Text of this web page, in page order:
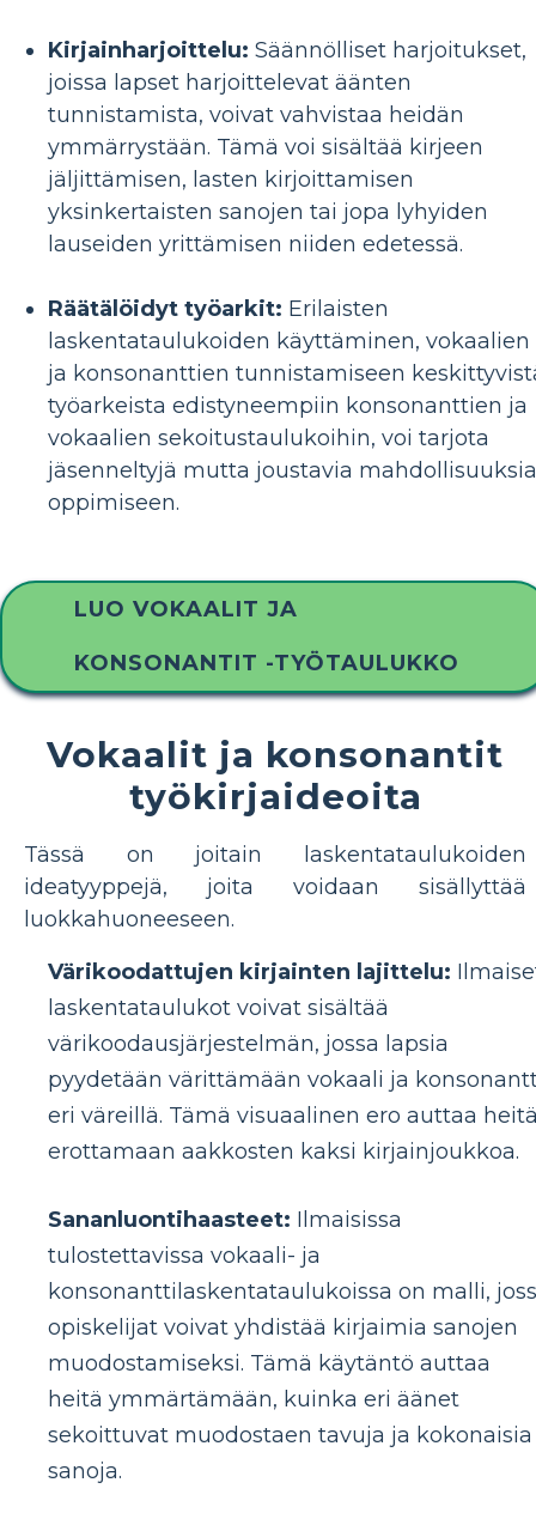
Kirjainharjoittelu: Säännölliset harjoitukset,
joissa lapset harjoittelevat äänten
tunnistamista, voivat vahvistaa heidän
ymmärrystään. Tämä voi sisältää kirjeen
jäljittämisen, lasten kirjoittamisen
yksinkertaisten sanojen tai jopa lyhyiden
lauseiden yrittämisen niiden edetessä.
Räätälöidyt työarkit: Erilaisten
laskentataulukoiden käyttäminen, vokaalien
ja konsonanttien tunnistamiseen
työarkeista edistyneempiin konsonanttien ja
vokaalien sekoitustaulukoihin, voi tarjota
jäsenneltyjä mutta joustavia mahdollisuuksia
oppimiseen.
LUO VOKAALIT JA
KONSONANTIT -TYÖTAULUKKO
Vokaalit ja konsonantit
työkirjaideoita
Tässä on joitain laskentataulukoiden
ideatyyppejä, joita voidaan sisällyttää
luokkahuoneeseen.
Värikoodattujen kirjainten lajittelu:
laskentataulukot voivat sisältää
värikoodausjärjestelmän, jossa lapsia
pyydetään värittämään vokaali ja
eri väreillä. Tämä visuaalinen ero auttaa
erottamaan aakkosten kaksi kirjainjoukkoa.
Sananluontihaasteet: Ilmaisissa
tulostettavissa vokaali- ja
konsonanttilaskentataulukoissa on malli,
opiskelijat voivat yhdistää kirjaimia sanojen
muodostamiseksi. Tämä käytäntö auttaa
heitä ymmärtämään, kuinka eri äänet
sekoittuvat muodostaen tavuja ja kokonaisia
sanoja.